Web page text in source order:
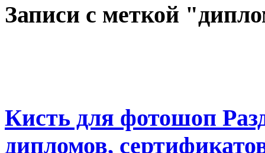
Записи с меткой
Кисть для фотошоп
дипломов,